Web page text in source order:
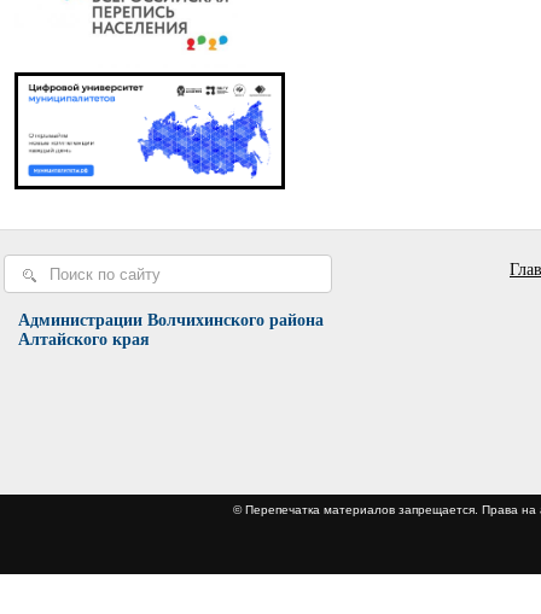
Администрации Волчихинского района
Алтайского края
© Перепечатка материалов запрещается.